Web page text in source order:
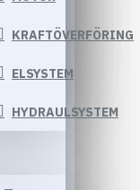
KRAFTÖVERFÖRING
ELSYSTEM
HYDRAULSYSTEM